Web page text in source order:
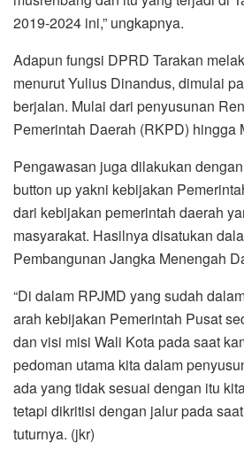
2019-2024 ini,” ungkapnya.
Adapun fungsi DPRD Tarakan
menurut Yulius Dinandus, dimulai
berjalan. Mulai dari penyusunan
Pemerintah Daerah (RKPD) hingga
Pengawasan juga dilakukan
button up yakni kebijakan
dari kebijakan pemerintah daerah
masyarakat. Hasilnya disatukan
Pembangunan Jangka Menengah
“Di dalam RPJMD yang sudah
arah kebijakan Pemerintah Pusat
dan visi misi Wali Kota pada saat
pedoman utama kita dalam
ada yang tidak sesuai dengan itu
tetapi dikritisi dengan jalur pada
tuturnya. (jkr)